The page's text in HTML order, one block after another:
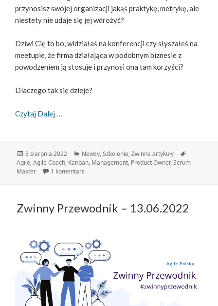
przynosisz swojej organizacji jakąś praktykę, metrykę, ale
niestety nie udaje się jej wdrożyć?
Dziwi Cię to bo, widziałaś na konferencji czy słyszałeś na
meetupie, że firma działająca w podobnym biznesie z
powodzeniem ją stosuje i przynosi ona tam korzyści?
Dlaczego tak się dzieje?
Czytaj Dalej
Data
publikacji
3 sierpnia 2022 Kategorie
Newsy,Szkolenie,Zwinne artykuły
Agile,Agile Coach, Kanban, Management, Product Owner,Scrum
Master
1 komentarz
Zwinny Przewodnik – 13.06.2022